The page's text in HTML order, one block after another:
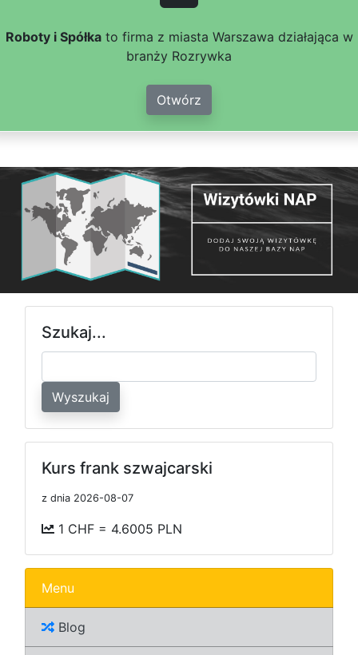
Roboty i Spółkato firma z miasta Warszawa działająca w
branży Rozrywka
Otwórz
Szukaj...
Wyszukaj
Kurs frank szwajcarski
z dnia 2026-08-07
1 CHF = 4.6005 PLN
Menu
Blog